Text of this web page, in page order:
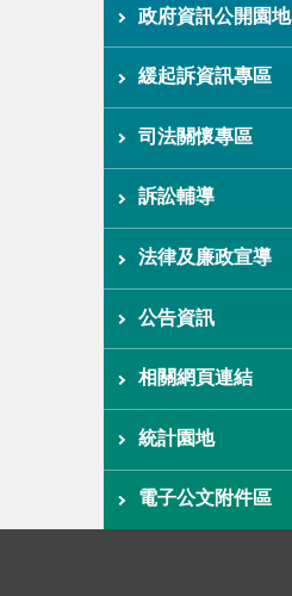
政府資訊公開園地
緩起訴資訊專區
司法關懷專區
訴訟輔導
法律及廉政宣導
公告資訊
相關網頁連結
統計園地
電子公文附件區